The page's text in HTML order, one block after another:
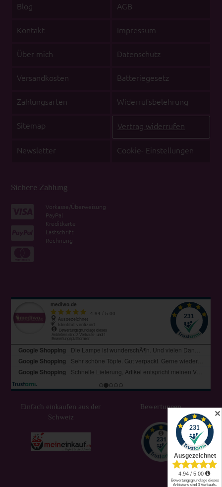
Blog AGB
Kontakt Impressum
Über mich Datenschutz
Versandkosten Batteriegesetz
Zahlungsarten Widerrufsbelehrung
Sitemap Vertrag widerrufen
Newsletter Cookie- Einstellungen
Sichere Zahlung
Vorkasse/Überweisung
PayPal
Kreditkarte
Lastschrift
Rechnung
Einfach einkaufen aus der
Schweiz
Bewertungen
✕